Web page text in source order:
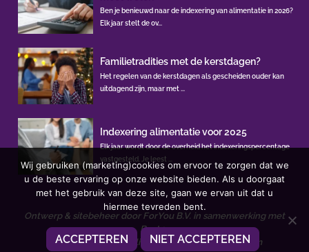
Ben je benieuwd naar de indexering van alimentatie in 2026?
Elk jaar stelt de ov...
Familietradities met de kerstdagen?
Het regelen van de kerstdagen als gescheiden ouder kan
uitdagend zijn, maar met ...
Indexering alimentatie voor 2025
Elk jaar wordt door de overheid het indexeringspercentage
vastgesteld. Je leest ...
Ontwerp & sitebeheer door ForYou B.V. in samenwerking met
Best4u
Afbeeldingen onder licentie van Shutterstock.com
Wij gebruiken (marketing)cookies om ervoor te zorgen dat we
u de beste ervaring op onze website bieden. Als u doorgaat
met het gebruik van deze site, gaan we ervan uit dat u
hiermee tevreden bent.
ACCEPTEREN NIET ACCEPTEREN